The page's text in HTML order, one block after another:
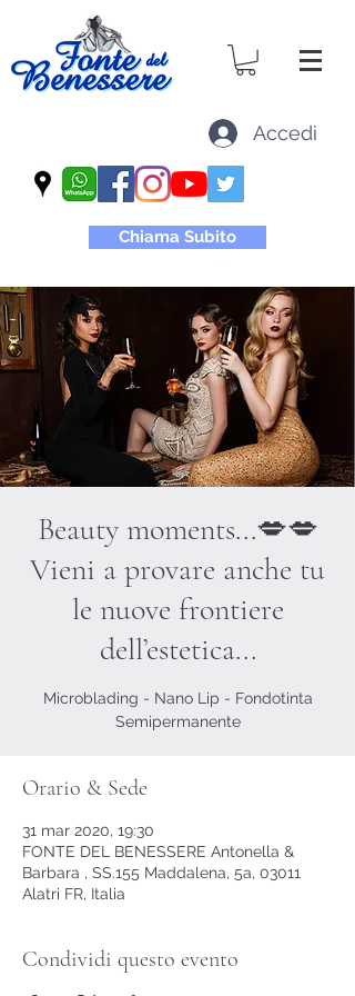
Accedi
Chiama Subito
Beauty moments...💋💋
Vieni a provare anche tu
le nuove frontiere
dell’estetica...
Microblading - Nano Lip - Fondotinta
Semipermanente
Orario & Sede
31 mar 2020, 19:30
FONTE DEL BENESSERE Antonella &
Barbara , SS.155 Maddalena, 5a, 03011
Alatri FR, Italia
Condividi questo evento